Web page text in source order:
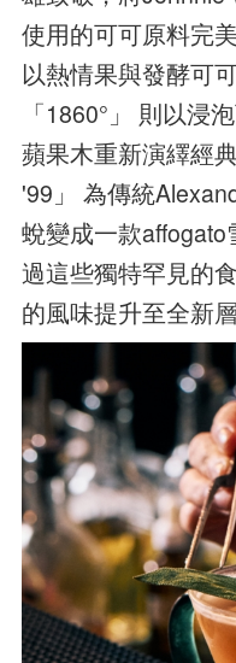
使用的可可原料完
以熱情果與發酵可
「1860°」 則以浸
蘋果木重新演繹經
'99」 為傳統
蛻變成一款
過這些獨特罕見的
的風味提升至全新